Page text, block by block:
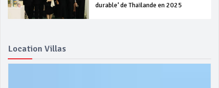
durable’ de Thaïlande en 2025
Location Villas